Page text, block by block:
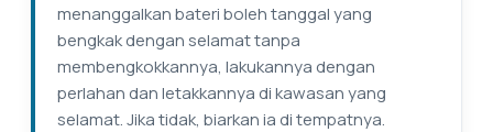
menanggalkan bateri boleh tanggal yang
bengkak dengan selamat tanpa
membengkokkannya, lakukannya dengan
perlahan dan letakkannya di kawasan yang
selamat. Jika tidak, biarkan ia di tempatnya.